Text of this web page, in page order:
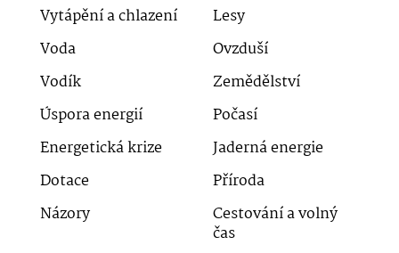
Vytápění a chlazení
Lesy
Voda
Ovzduší
Vodík
Zemědělství
Úspora energií
Počasí
Energetická krize
Jaderná energie
Dotace
Příroda
Názory
Cestování a volný
čas